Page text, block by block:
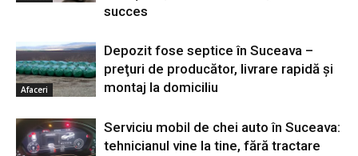
succes
Afaceri
Depozit fose septice în Suceava –
preţuri de producător, livrare rapidă şi
montaj la domiciliu
Serviciu mobil de chei auto în Suceava:
tehnicianul vine la tine, fără tractare